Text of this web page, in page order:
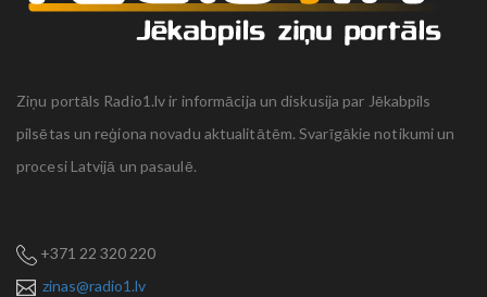
Ziņu portāls Radio1.lv ir informācija un diskusija par Jēkabpils
pilsētas un reģiona novadu aktualitātēm. Svarīgākie notikumi un
procesi Latvijā un pasaulē.
+371 22 320 220
zinas@radio1.lv